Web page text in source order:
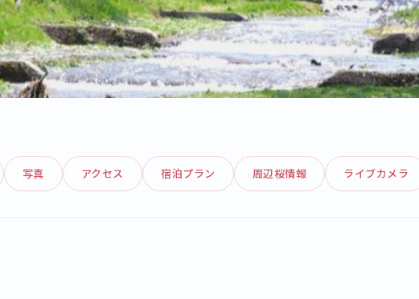
写真 アクセス 宿泊プラン 周辺桜情報 ライブカメラ